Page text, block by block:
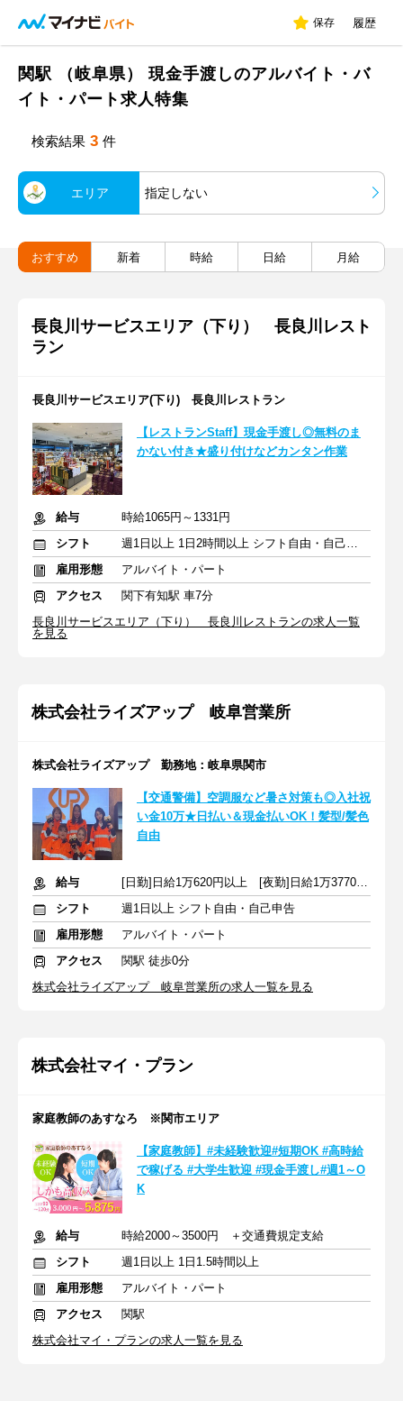
保存 履歴
関駅 （岐阜県） 現金手渡しのアルバイト・バ
イト・パート求人特集
検索結果 3 件
エリア 指定しない
おすすめ 新着 時給 日給 月給
長良川サービスエリア（下り） 長良川レスト
ラン
長良川サービスエリア(下り) 長良川レストラン
【レストランStaff】現金手渡し◎無料のま
かない付き★盛り付けなどカンタン作業
給与
時給1065円～1331円
シフト
週1日以上 1日2時間以上 シフト自由・自己申告
雇用形態
アルバイト・パート
アクセス
関下有知駅 車7分
長良川サービスエリア（下り） 長良川レストランの求人一覧
を見る
株式会社ライズアップ 岐阜営業所
株式会社ライズアップ 勤務地：岐阜県関市
【交通警備】空調服など暑さ対策も◎入社祝
い金10万★日払い＆現金払いOK！髪型/髪色
自由
給与
[日勤]日給1万620円以上 [夜勤]日給1万3770円以上
シフト
週1日以上 シフト自由・自己申告
雇用形態
アルバイト・パート
アクセス
関駅 徒歩0分
株式会社ライズアップ 岐阜営業所の求人一覧を見る
株式会社マイ・プラン
家庭教師のあすなろ ※関市エリア
【家庭教師】#未経験歓迎#短期OK #高時給
で稼げる #大学生歓迎 #現金手渡し#週1～O
K
給与
時給2000～3500円 ＋交通費規定支給
シフト
週1日以上 1日1.5時間以上
雇用形態
アルバイト・パート
アクセス
関駅
株式会社マイ・プランの求人一覧を見る